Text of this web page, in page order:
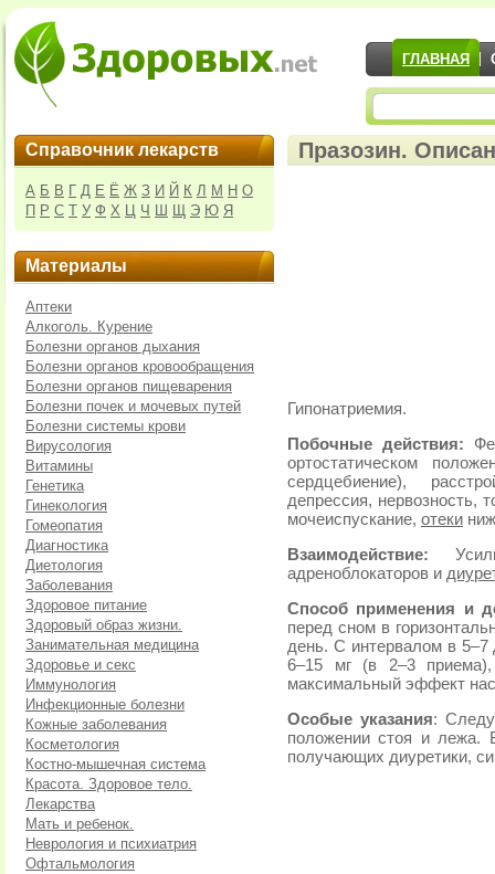
ГЛАВНАЯ
Справочник лекарств
А Б В Г Д Е Ё Ж З И Й К Л М Н О
П Р С Т У Ф Х Ц Ч Ш Щ Э Ю Я
Материалы
Аптеки
Алкоголь. Курение
Болезни органов дыхания
Болезни органов кровообращения
Болезни органов пищеварения
Болезни почек и мочевых путей
Болезни системы крови
Вирусология
Витамины
Генетика
Гинекология
Гомеопатия
Диагностика
Диетология
Заболевания
Здоровое питание
Здоровый образ жизни.
Занимательная медицина
Здоровье и секс
Иммунология
Инфекционные болезни
Кожные заболевания
Косметология
Костно-мышечная система
Красота. Здоровое тело.
Лекарства
Мать и ребенок.
Неврология и психиатрия
Офтальмология
Празозин.
Гипонатриемия.
Побочные действия:
ортостатическом
сердцебиение),
депрессия, нервозность,
мочеиспускание, отеки
Взаимодействие:
адреноблокаторов и
Способ применения и
перед сном в
день. С интервалом в 5–7
6–15 мг (в 2–3
максимальный эффект
Особые указания:
положении стоя и лежа.
получающих диуретики,